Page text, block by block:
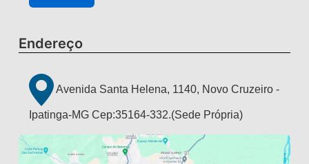
Endereço
Avenida Santa Helena, 1140, Novo Cruzeiro -
Ipatinga-MG Cep:35164-332.(Sede Própria)